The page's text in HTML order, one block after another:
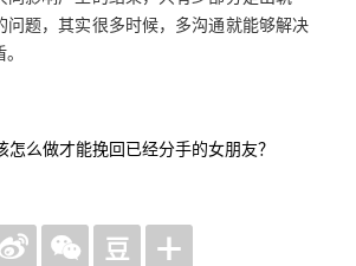
问题，其实很多时候，多沟通就能够解决
怎么做才能挽回已经分手的女朋友？